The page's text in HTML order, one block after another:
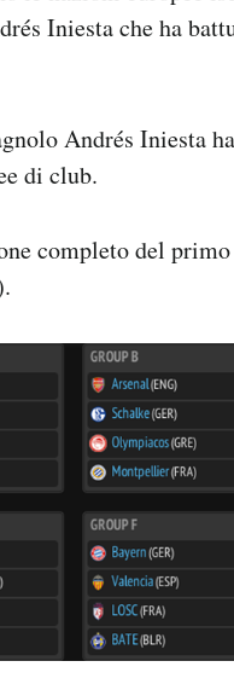
Iniesta che ha
Andrés Iniesta
di club.
completo del